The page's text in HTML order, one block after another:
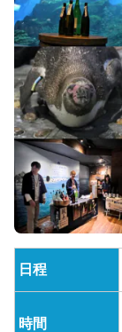
日程
時間